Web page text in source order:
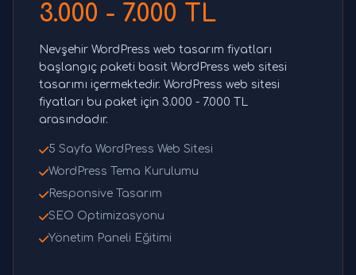
3.000 - 7.000 TL
Nevşehir WordPress web tasarım fiyatları
başlangıç paketi basit WordPress web sitesi
tasarımı içermektedir. WordPress web sitesi
fiyatları bu paket için 3.000 - 7.000 TL
arasındadır.
5 Sayfa WordPress Web Sitesi
WordPress Tema Kurulumu
Responsive Tasarım
SEO Optimizasyonu
Yönetim Paneli Eğitimi